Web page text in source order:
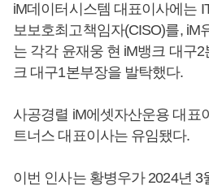
iM데이터시스템 대표이사에는
보보호최고책임자(CISO)를, iM
는 각각 윤재웅 현 iM뱅크 대구
크 대구1본부장을 발탁했다.
사공경렬 iM에셋자산운용 대표
트너스 대표이사는 유임됐다.
이번 인사는 황병우가 2024년 3